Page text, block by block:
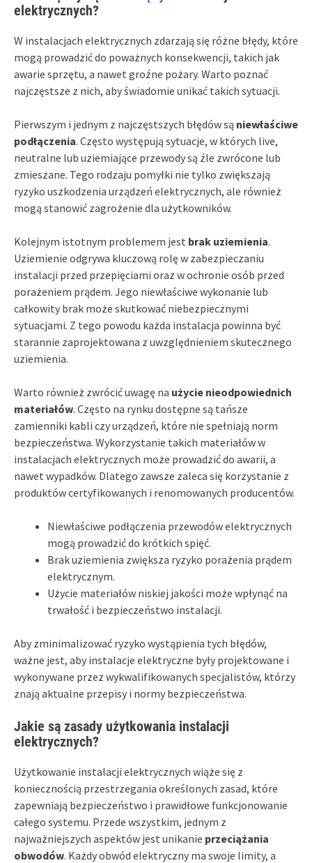
elektrycznych?
W instalacjach elektrycznych zdarzają się różne błędy, które
mogą prowadzić do poważnych konsekwencji, takich jak
awarie sprzętu, a nawet groźne pożary. Warto poznać
najczęstsze z nich, aby świadomie unikać takich sytuacji.
Pierwszym i jednym z najczęstszych błędów są niewłaściwe
podłączenia. Często występują sytuacje, w których live,
neutralne lub uziemiające przewody są źle zwrócone lub
zmieszane. Tego rodzaju pomyłki nie tylko zwiększają
ryzyko uszkodzenia urządzeń elektrycznych, ale również
mogą stanowić zagrożenie dla użytkowników.
Kolejnym istotnym problemem jest brak uziemienia.
Uziemienie odgrywa kluczową rolę w zabezpieczaniu
instalacji przed przepięciami oraz w ochronie osób przed
porażeniem prądem. Jego niewłaściwe wykonanie lub
całkowity brak może skutkować niebezpiecznymi
sytuacjami. Z tego powodu każda instalacja powinna być
starannie zaprojektowana z uwzględnieniem skutecznego
uziemienia.
Warto również zwrócić uwagę na użycie nieodpowiednich
materiałów. Często na rynku dostępne są tańsze
zamienniki kabli czy urządzeń, które nie spełniają norm
bezpieczeństwa. Wykorzystanie takich materiałów w
instalacjach elektrycznych może prowadzić do awarii, a
nawet wypadków. Dlatego zawsze zaleca się korzystanie z
produktów certyfikowanych i renomowanych producentów.
Niewłaściwe podłączenia przewodów elektrycznych
mogą prowadzić do krótkich spięć.
Brak uziemienia zwiększa ryzyko porażenia prądem
elektrycznym.
Użycie materiałów niskiej jakości może wpłynąć na
trwałość i bezpieczeństwo instalacji.
Aby zminimalizować ryzyko wystąpienia tych błędów,
ważne jest, aby instalacje elektryczne były projektowane i
wykonywane przez wykwalifikowanych specjalistów, którzy
znają aktualne przepisy i normy bezpieczeństwa.
Jakie są zasady użytkowania instalacji
elektrycznych?
Użytkowanie instalacji elektrycznych wiąże się z
koniecznością przestrzegania określonych zasad, które
zapewniają bezpieczeństwo i prawidłowe funkcjonowanie
całego systemu. Przede wszystkim, jednym z
najważniejszych aspektów jest unikanie przeciążania
obwodów. Każdy obwód elektryczny ma swoje limity, a